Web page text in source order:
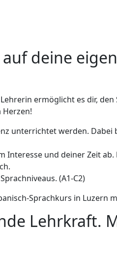
deine
ermöglicht es dir,
unterrichtet werden.
Interesse und deiner Zeit
(A1-C2)
Sprachkurs in Luzern
Lehrkraft.